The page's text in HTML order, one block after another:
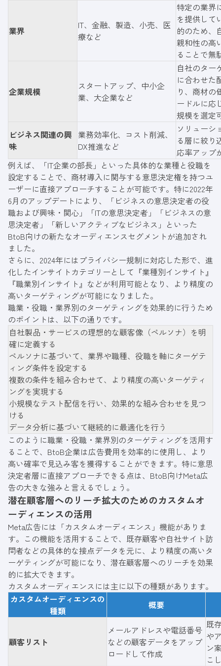
業界
IT、金融、製造、小売、医
療など
特定の業界
を提供して
的のため、
親和性の高
ることで無
企業規模
スタートアップ、中小企
業、大企業など
自社のター
に合わせた
り、商材の
ードルに応
規模を選定
ビジネス関連の興
味
業務効率化、コスト削減、
DX推進など
ソリューシ
る層に絞り
応率アップ
例えば、「IT企業の部長」といった具体的な業種と役職を
設定することで、商材導入に関与する意思決定権を持つユ
ーザーに直接アプローチすることが可能です。特に2022年
6月のアップデートにより、「ビジネスの意思決定者の役
職および興味・関心」「ITの意思決定者」「ビジネスの意
思決定者」「新しいアクティブなビジネス」といった
BtoB向けの新たなオーディエンスセグメントが追加され
ました。
さらに、2024年にはプライバシー規制に対応した形で、進
化したインサイトカテゴリーとして『業種別インサイト』
『職業別インサイト』などが利用可能となり、より精度の
高いターゲティングが可能になりました。
職業・役職・業界別のターゲティングを効果的に行うため
のポイントは、以下の通りです。
自社製品・サービスの理想的な顧客像（ペルソナ）を明
確に定義する
ペルソナに基づいて、業界や職種、役職を軸にターゲテ
ィング条件を設定する
複数の条件を組み合わせて、より精度の高いターゲティ
ングを実現する
小規模なテスト配信を行い、効果的な組み合わせを見つ
ける
データ分析に基づいて継続的に最適化を行う
このように職業・役職・業界別のターゲティングを活用す
ることで、BtoB企業は広告費用を効率的に使用し、より
高い確率で見込み客を獲得することができます。特に意思
決定者層に直接アプローチできる点は、BtoB向けMeta広
告の大きな強みと言えるでしょう。
潜在顧客層へのリーチ拡大のためのカスタムオ
ーディエンスの活用
Meta広告には「カスタムオーディエンス」機能がありま
す。この機能を活用することで、既存顧客や自社サイト訪
問者などの具体的な接点データを元に、より精度の高いタ
ーゲティングが可能になり、潜在顧客層へのリーチを効果
的に拡大できます。
カスタムオーディエンスには主に以下の種類があります。
カスタムオーディエンスの
種類
概要
顧客リスト
メールアドレスや電話番号
などの顧客データをアップ
ロードして作成
既
や
ン
こ